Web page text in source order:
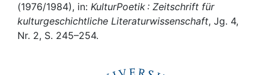
My FIS
(1976/1984), in: KulturPoetik : Zeitschrift für
kulturgeschichtliche Literaturwissenschaft, Jg. 4,
Nr. 2, S. 245–254.